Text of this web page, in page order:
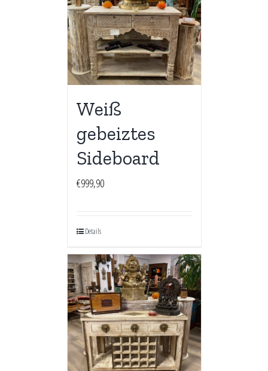
Weiß
gebeiztes
Sideboard
€999,90
Details